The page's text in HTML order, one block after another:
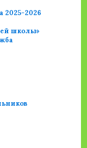
2025-2026
школы»